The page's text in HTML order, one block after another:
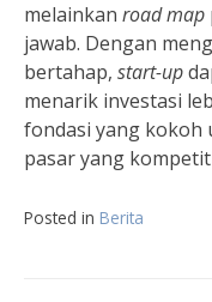
melainkan road map
jawab. Dengan
bertahap, start-up
menarik investasi
fondasi yang kokoh
pasar yang
Posted in Berita